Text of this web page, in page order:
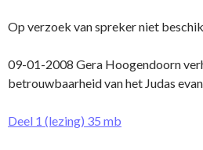
Op verzoek van spreker niet
09-01-2008 Gera Hoogendoorn
betrouwbaarheid van het Judas
Deel 1 (lezing) 35 mb